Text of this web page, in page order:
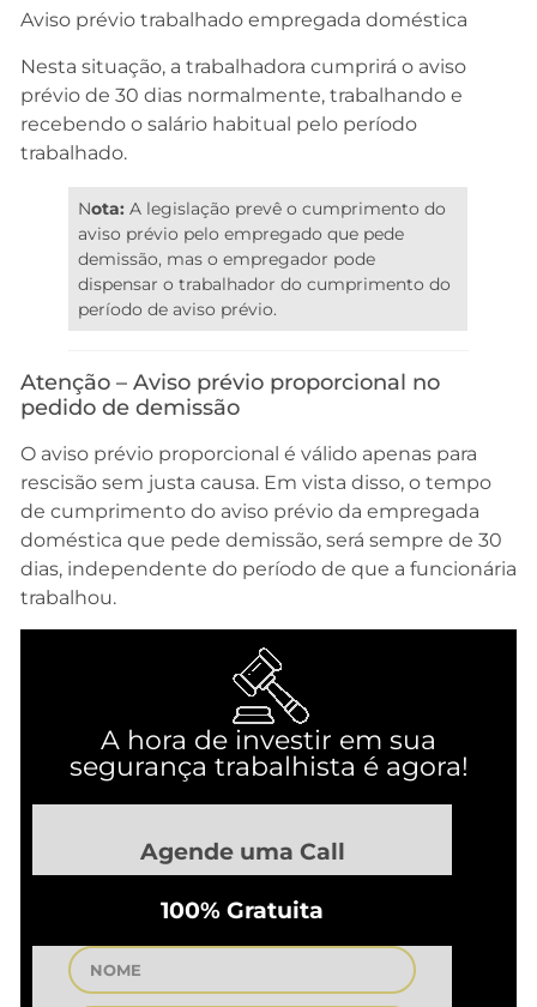
Aviso prévio trabalhado empregada doméstica
Nesta situação, a trabalhadora cumprirá o aviso
prévio de 30 dias normalmente, trabalhando e
recebendo o salário habitual pelo período
trabalhado.
Nota:A legislação prevê o cumprimento do
aviso prévio pelo empregado que pede
demissão, mas o empregador pode
dispensar o trabalhador do cumprimento do
período de aviso prévio.
Atenção – Aviso prévio proporcional no
pedido de demissão
O aviso prévio proporcional é válido apenas para
rescisão sem justa causa. Em vista disso, o tempo
de cumprimento do aviso prévio da empregada
doméstica que pede demissão, será sempre de 30
dias, independente do período de que a funcionária
trabalhou.
A hora de investir em sua
segurança trabalhista é agora!
Agende uma Call
100% Gratuita